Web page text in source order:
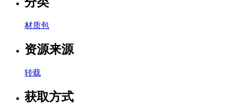
材质包
资源来源
转载
获取方式